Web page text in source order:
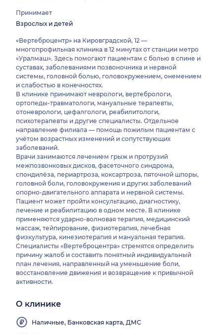
Принимает
Взрослых и детей
«Вертеброцентр» на Кировградской, 12 —
многопрофильная клиника в 12 минутах от станции метро
«Уралмаш». Здесь помогают пациентам с болью в спине и
суставах, заболеваниями позвоночника и нервной
системы, головной болью, головокружением, онемением
и слабостью в конечностях.
В клинике принимают неврологи, вертебрологи,
ортопеды-травматологи, мануальные терапевты,
отоневрологи, цефалгологи, реабилитологи,
психотерапевты и другие специалисты. Отдельное
направление филиала — помощь пожилым пациентам с
учётом возрастных изменений и сопутствующих
заболеваний.
Врачи занимаются лечением грыж и протрузий
межпозвонковых дисков, фасеточного синдрома,
спондилёза, периартроза, коксартроза, пяточной шпоры,
головной боли, головокружения и других заболеваний
опорно-двигательного аппарата и нервной системы.
Пациент может пройти консультацию, диагностику,
лечение и реабилитацию в одном месте. В клинике
применяются ударно-волновая терапия, медицинский
массаж, тейпирование, физиотерапия, лечебная
физкультура, кинезиотерапия и мануальная терапия.
Специалисты «Вертеброцентра» стремятся определить
причину жалоб и составить понятный индивидуальный
план лечения, направленный на уменьшение боли,
восстановление движения и возвращение к привычной
активности.
О клинике
Наличные, Банковская карта, ДМС
Врачи
выезжают
на дом
больничные
Наличие
комнаты,
Wi-Fi